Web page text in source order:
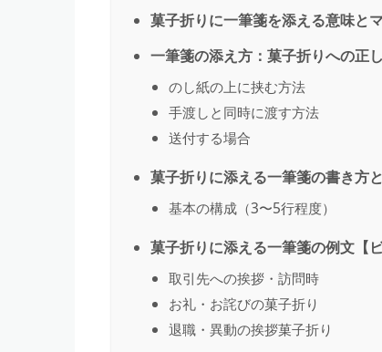
菓子折りに一筆箋を添える意味と
一筆箋の添え方：菓子折りへの正
のし紙の上に挟む方法
手渡しと同時に渡す方法
送付する場合
菓子折りに添える一筆箋の書き方
基本の構成（3〜5行程度）
菓子折りに添える一筆箋の例文【
取引先への挨拶・訪問時
お礼・お詫びの菓子折り
退職・異動の挨拶菓子折り